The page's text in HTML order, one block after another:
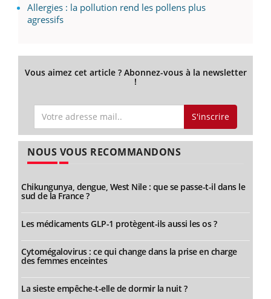
Allergies : la pollution rend les pollens plus
agressifs
Vous aimez cet article ? Abonnez-vous à la newsletter
!
S'inscrire
NOUS VOUS RECOMMANDONS
Chikungunya, dengue, West Nile : que se passe-t-il dans le
sud de la France ?
Les médicaments GLP-1 protègent-ils aussi les os ?
Cytomégalovirus : ce qui change dans la prise en charge
des femmes enceintes
La sieste empêche-t-elle de dormir la nuit ?